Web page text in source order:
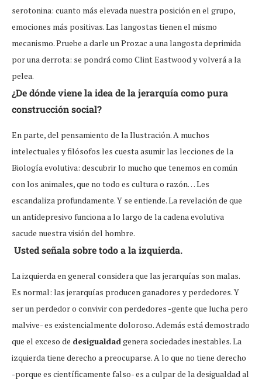
serotonina: cuanto más elevada nuestra posición en el grupo,
emociones más positivas. Las langostas tienen el mismo
mecanismo. Pruebe a darle un Prozac a una langosta deprimida
por una derrota: se pondrá como Clint Eastwood y volverá a la
pelea.
¿De dónde viene la idea de la jerarquía como pura
construcción social?
En parte, del pensamiento de la Ilustración. A muchos
intelectuales y filósofos les cuesta asumir las lecciones de la
Biología evolutiva: descubrir lo mucho que tenemos en común
con los animales, que no todo es cultura o razón… Les
escandaliza profundamente. Y se entiende. La revelación de que
un antidepresivo funciona a lo largo de la cadena evolutiva
sacude nuestra visión del hombre.
Usted señala sobre todo a la izquierda.
La izquierda en general considera que las jerarquías son malas.
Es normal: las jerarquías producen ganadores y perdedores. Y
ser un perdedor o convivir con perdedores -gente que lucha pero
malvive- es existencialmente doloroso. Además está demostrado
que el exceso de desigualdad genera sociedades inestables. La
izquierda tiene derecho a preocuparse. A lo que no tiene derecho
-porque es científicamente falso- es a culpar de la desigualdad al